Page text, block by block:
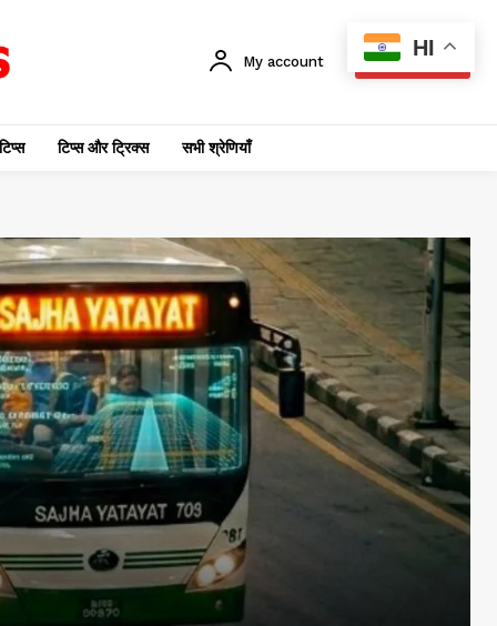
My account SUBSCRIBE
टिप्स और ट्रिक्स सभी श्रेणियाँ
HI